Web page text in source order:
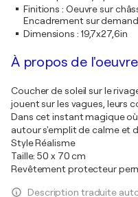
Finitions : Oeuvre sur
Encadrement sur
Dimensions : 19,7x27,6in
À propos de l'oeuvre
Coucher de soleil sur le
jouent sur les vagues, leurs
Dans cet instant magique
autour s'emplit de calme et
Style Réalisme
Taille: 50 x 70 cm
Revêtement protecteur
Description traduite